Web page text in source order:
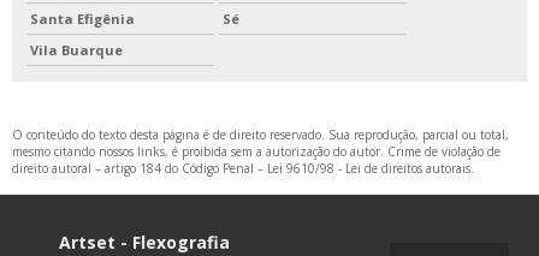
Santa Efigênia
Sé
Vila Buarque
O conteúdo do texto desta página é de direito reservado. Sua reprodução, parcial ou total,
mesmo citando nossos links, é proibida sem a autorização do autor. Crime de violação de
direito autoral – artigo 184 do Código Penal – Lei 9610/98 - Lei de direitos autorais.
Artset - Flexografia